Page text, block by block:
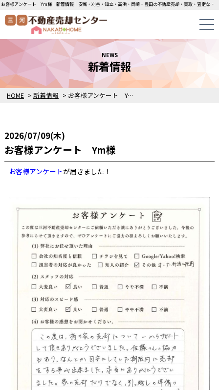
お客様アンケート Ym様｜新着情報｜安城・刈谷・知立・高浜・岡崎・豊田の不動産売却・買取・査定なら三河不動産売却センターにお任せください！土地・中古一戸建ての即日無料査定・即金買取を行っています！
NEWS
新着情報
HOME > 新着情報 > お客様アンケート Ym様
2026/07/09(木)
お客様アンケート Ym様
お客様アンケートが届きました！